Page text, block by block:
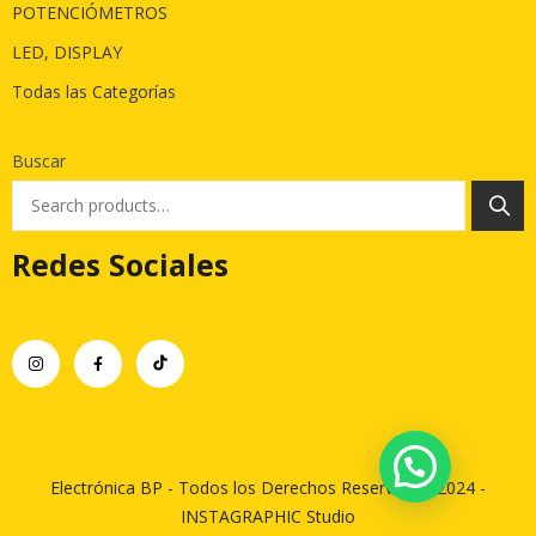
POTENCIÓMETROS
LED, DISPLAY
Todas las Categorías
Buscar
Redes Sociales
Electrónica BP - Todos los Derechos Reservados 2024 -
INSTAGRAPHIC Studio